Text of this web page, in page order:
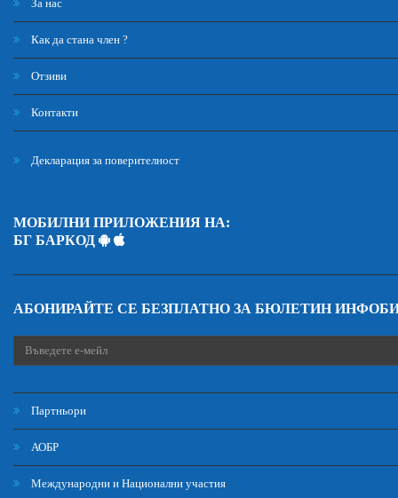
За нас
Как да стана член ?
Отзиви
Контакти
Декларация за поверителност
МОБИЛНИ ПРИЛОЖЕНИЯ НА:
БГ БАРКОД
АБОНИРАЙТЕ СЕ БЕЗПЛАТНО ЗА БЮЛЕТИН
Партньори
АОБР
Международни и Национални участия